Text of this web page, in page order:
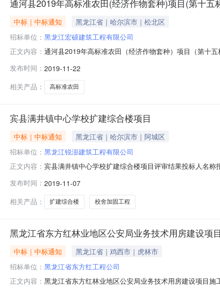
通河县2019年高标准农田(经济作物套种)项目(第十五
中标｜中标通知
黑龙江省｜哈尔滨市｜松北区
招标单位： 黑龙江宏硕建筑工程有限公司
正文内容： 通河县2019年高标准农田（经济作物套种）项目（第十
业绩项目经理/项目负责人业绩其他人员姓名、证件号及
发布时间： 2019-11-22
相关产品：
高标准农田
宾县满井镇中心学校扩建综合楼项目
中标｜中标通知
黑龙江省｜哈尔滨市｜阿城区
招标单位： 黑龙江锐澎建筑工程有限公司
正文内容： 宾县满井镇中心学校扩建综合楼项目评审结果投标人名
项目负责人业绩其他人员姓名、证件号及业绩黑龙江宏
发布时间： 2019-11-07
相关产品：
扩建综合楼 校舍加固工程
黑龙江省东方红林业地区公安局业务技术用房建设项
中标｜中标通知
黑龙江省｜鸡西市｜虎林市
招标单位： 黑龙江省东方红工程公司
正文内容： 黑龙江省东方红林业地区公安局业务技术用房建设项目